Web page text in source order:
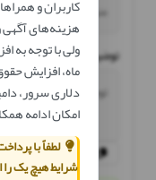
توضیحات آگهی *
کاربران و
هزینه‌های آگهی
ولی با توجه به
ماه، افزایش
دلاری سرور،
امکان ادامه
لطفاً با
شرایط هیچ یک